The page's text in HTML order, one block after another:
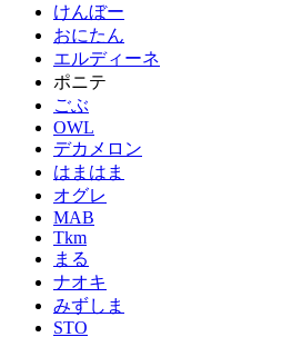
けんぼー
おにたん
エルディーネ
ポニテ
ごぶ
OWL
デカメロン
はまはま
オグレ
MAB
Tkm
まる
ナオキ
みずしま
STO